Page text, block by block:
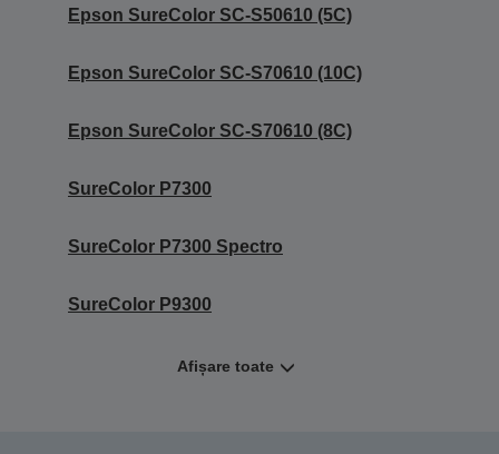
Epson SureColor SC-S50610 (5C)
Epson SureColor SC-S70610 (10C)
Epson SureColor SC-S70610 (8C)
SureColor P7300
SureColor P7300 Spectro
SureColor P9300
Afișare toate